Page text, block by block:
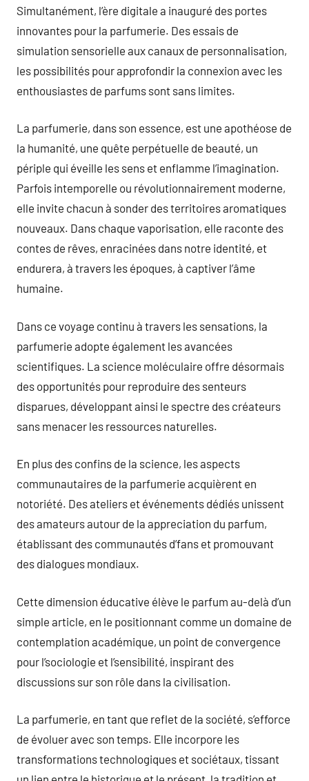
Simultanément, l’ère digitale a inauguré des portes
innovantes pour la parfumerie. Des essais de
simulation sensorielle aux canaux de personnalisation,
les possibilités pour approfondir la connexion avec les
enthousiastes de parfums sont sans limites.
La parfumerie, dans son essence, est une apothéose de
la humanité, une quête perpétuelle de beauté, un
périple qui éveille les sens et enflamme l’imagination.
Parfois intemporelle ou révolutionnairement moderne,
elle invite chacun à sonder des territoires aromatiques
nouveaux. Dans chaque vaporisation, elle raconte des
contes de rêves, enracinées dans notre identité, et
endurera, à travers les époques, à captiver l’âme
humaine.
Dans ce voyage continu à travers les sensations, la
parfumerie adopte également les avancées
scientifiques. La science moléculaire offre désormais
des opportunités pour reproduire des senteurs
disparues, développant ainsi le spectre des créateurs
sans menacer les ressources naturelles.
En plus des confins de la science, les aspects
communautaires de la parfumerie acquièrent en
notoriété. Des ateliers et événements dédiés unissent
des amateurs autour de la appreciation du parfum,
établissant des communautés d’fans et promouvant
des dialogues mondiaux.
Cette dimension éducative élève le parfum au-delà d’un
simple article, en le positionnant comme un domaine de
contemplation académique, un point de convergence
pour l’sociologie et l’sensibilité, inspirant des
discussions sur son rôle dans la civilisation.
La parfumerie, en tant que reflet de la société, s’efforce
de évoluer avec son temps. Elle incorpore les
transformations technologiques et sociétaux, tissant